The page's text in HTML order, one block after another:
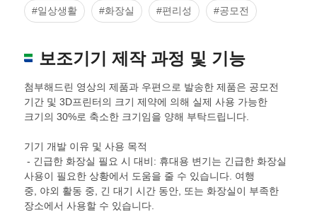
#일상생활 #화장실 #편리성 #공모전
보조기기 제작 과정 및 기능
첨부해드린 영상의 제품과 우편으로 발송한 제품은 공모전
기간 및 3D프린터의 크기 제약에 의해 실제 사용 가능한
크기의 30%로 축소한 크기임을 양해 부탁드립니다.
기기 개발 이유 및 사용 목적
- 긴급한 화장실 필요 시 대비: 휴대용 변기는 긴급한 화장실
사용이 필요한 상황에서 도움을 줄 수 있습니다. 여행
중, 야외 활동 중, 긴 대기 시간 동안, 또는 화장실이 부족한
장소에서 사용할 수 있습니다.